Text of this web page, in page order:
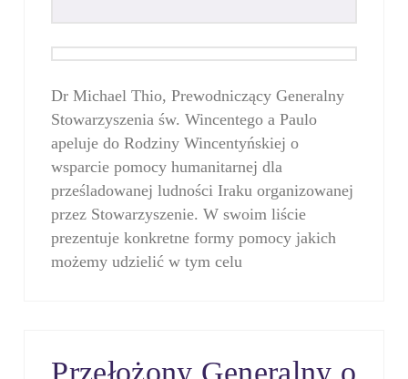
Dr Michael Thio, Prewodniczący Generalny
Stowarzyszenia św. Wincentego a Paulo
apeluje do Rodziny Wincentyńskiej o
wsparcie pomocy humanitarnej dla
prześladowanej ludności Iraku organizowanej
przez Stowarzyszenie. W swoim liście
prezentuje konkretne formy pomocy jakich
możemy udzielić w tym celu